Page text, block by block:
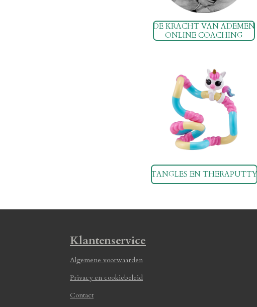
DE KRACHT VAN ADEMEN
ONLINE COACHING
TANGLES EN THERAPUTTY
Klantenservice
Algemene voorwaarden
Privacy en cookiebeleid
Contact